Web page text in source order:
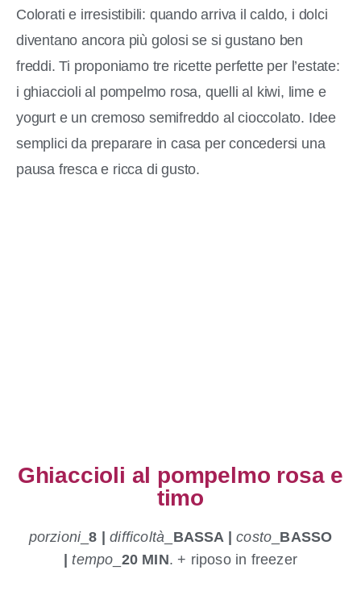
Colorati e irresistibili: quando arriva il caldo, i dolci
diventano ancora più golosi se si gustano ben
freddi. Ti proponiamo tre ricette perfette per l’estate:
i ghiaccioli al pompelmo rosa, quelli al kiwi, lime e
yogurt e un cremoso semifreddo al cioccolato. Idee
semplici da preparare in casa per concedersi una
pausa fresca e ricca di gusto.
Ghiaccioli al pompelmo rosa e
timo
porzioni_8 | difficoltà BASSA | costo BASSO
| tempo 20 MIN. + riposo in freezer